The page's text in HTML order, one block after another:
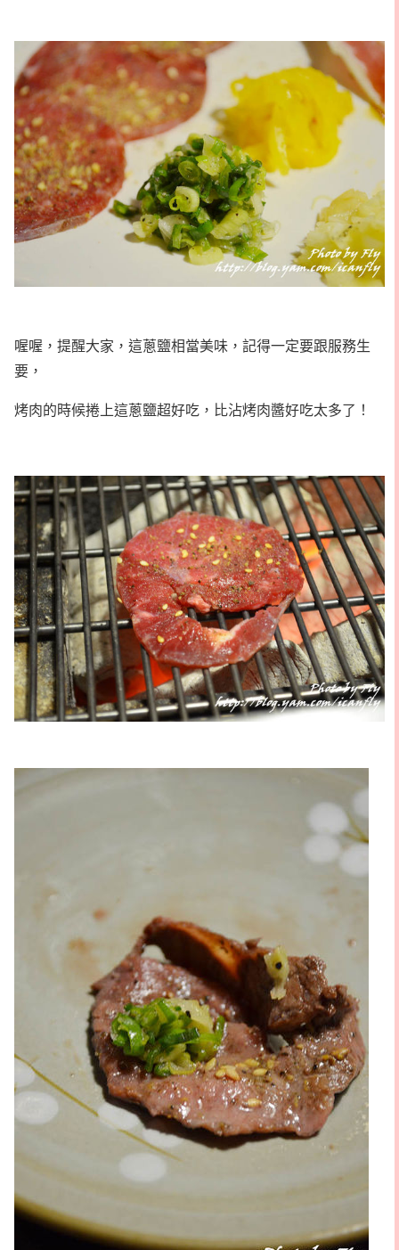
喔喔，提醒大家，這蔥鹽相當美味，記得一定要跟服務生
要，
烤肉的時候捲上這蔥鹽超好吃，比沾烤肉醬好吃太多了！